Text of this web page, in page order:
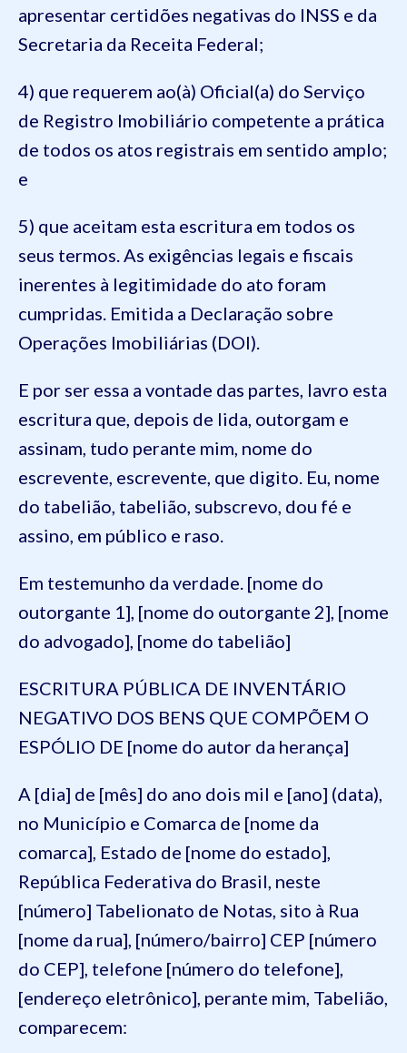
apresentar certidões negativas do INSS e da
Secretaria da Receita Federal;
4) que requerem ao(à) Oficial(a) do Serviço
de Registro Imobiliário competente a prática
de todos os atos registrais em sentido amplo;
e
5) que aceitam esta escritura em todos os
seus termos. As exigências legais e fiscais
inerentes à legitimidade do ato foram
cumpridas. Emitida a Declaração sobre
Operações Imobiliárias (DOI).
E por ser essa a vontade das partes, lavro esta
escritura que, depois de lida, outorgam e
assinam, tudo perante mim, nome do
escrevente, escrevente, que digito. Eu, nome
do tabelião, tabelião, subscrevo, dou fé e
assino, em público e raso.
Em testemunho da verdade. [nome do
outorgante 1], [nome do outorgante 2], [nome
do advogado], [nome do tabelião]
ESCRITURA PÚBLICA DE INVENTÁRIO
NEGATIVO DOS BENS QUE COMPÕEM O
ESPÓLIO DE [nome do autor da herança]
A [dia] de [mês] do ano dois mil e [ano] (data),
no Município e Comarca de [nome da
comarca], Estado de [nome do estado],
República Federativa do Brasil, neste
[número] Tabelionato de Notas, sito à Rua
[nome da rua], [número/bairro] CEP [número
do CEP], telefone [número do telefone],
[endereço eletrônico], perante mim, Tabelião,
comparecem: